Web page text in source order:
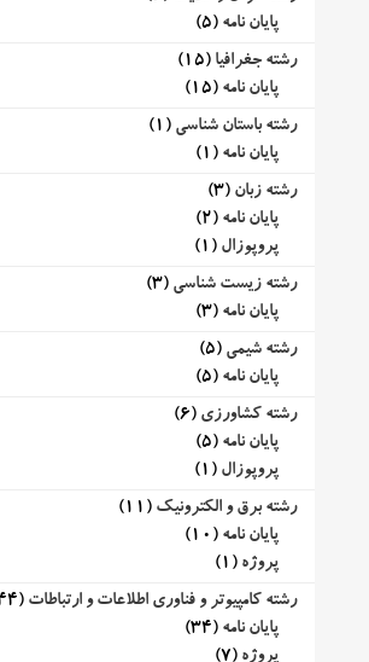
پایان نامه (5)
رشته جغرافیا (15)
پایان نامه (15)
رشته باستان شناسی (1)
پایان نامه (1)
رشته زبان (3)
پایان نامه (2)
پروپوزال (1)
رشته زیست شناسی (3)
پایان نامه (3)
رشته شیمی (5)
پایان نامه (5)
رشته کشاورزی (6)
پایان نامه (5)
پروپوزال (1)
رشته برق و الکترونیک (11)
پایان نامه (10)
پروژه (1)
رشته کامپیوتر و فناوری اطلاعات و ارتباطات (44)
پایان نامه (34)
پروژه (7)